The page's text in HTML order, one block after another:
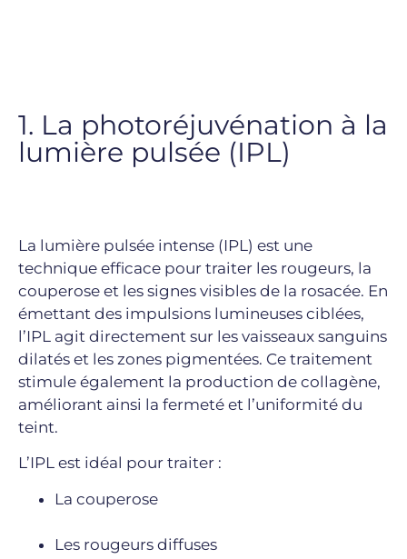
1. La photoréjuvénation à la
lumière pulsée (IPL)
La lumière pulsée intense (IPL) est une
technique efficace pour traiter les rougeurs, la
couperose et les signes visibles de la rosacée. En
émettant des impulsions lumineuses ciblées,
l’IPL agit directement sur les vaisseaux sanguins
dilatés et les zones pigmentées. Ce traitement
stimule également la production de collagène,
améliorant ainsi la fermeté et l’uniformité du
teint.
L’IPL est idéal pour traiter :
La couperose
Les rougeurs diffuses